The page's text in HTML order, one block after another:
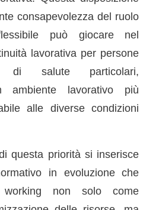
consapevolezza del ruolo
può giocare nel
lavorativa per persone
di salute particolari,
ambiente lavorativo più
alle diverse condizioni
questa priorità si inserisce
in evoluzione che
non solo come